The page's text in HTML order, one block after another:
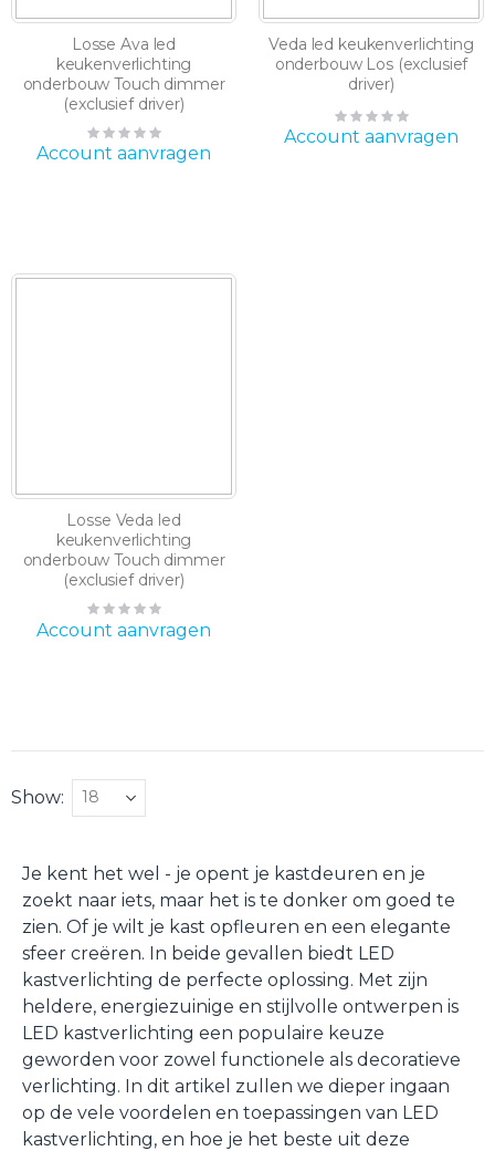
Losse Ava led
keukenverlichting
onderbouw Touch dimmer
(exclusief driver)
Rating:
0%
Account aanvragen
Veda led keukenverlichting
onderbouw Los (exclusief
driver)
Rating:
0%
Account aanvragen
Losse Veda led
keukenverlichting
onderbouw Touch dimmer
(exclusief driver)
Rating:
0%
Account aanvragen
Show
Je kent het wel - je opent je kastdeuren en je
zoekt naar iets, maar het is te donker om goed te
zien. Of je wilt je kast opfleuren en een elegante
sfeer creëren. In beide gevallen biedt LED
kastverlichting de perfecte oplossing. Met zijn
heldere, energiezuinige en stijlvolle ontwerpen is
LED kastverlichting een populaire keuze
geworden voor zowel functionele als decoratieve
verlichting. In dit artikel zullen we dieper ingaan
op de vele voordelen en toepassingen van LED
kastverlichting, en hoe je het beste uit deze